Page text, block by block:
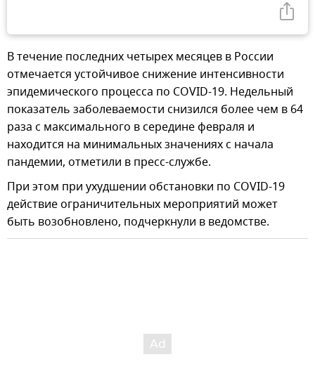
В течение последних четырех месяцев в России
отмечается устойчивое снижение интенсивности
эпидемического процесса по COVID-19. Недельный
показатель заболеваемости снизился более чем в 64
раза с максимального в середине февраля и
находится на минимальных значениях с начала
пандемии, отметили в пресс-службе.
При этом при ухудшении обстановки по COVID-19
действие ограничительных мероприятий может
быть возобновлено, подчеркнули в ведомстве.